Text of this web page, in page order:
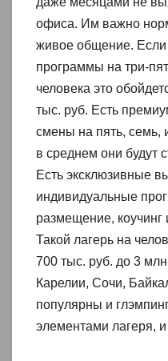
офиса. Им важно
живое общение. Если
программы на три-
человека это
тыс. руб. Есть
смены на пять, семь,
в среднем они будут
Есть эксклюзивные
индивидуальные
размещение, коучинг
Такой лагерь на
700 тыс. руб. до 3
Карелии, Сочи,
популярны и
элементами лагеря,